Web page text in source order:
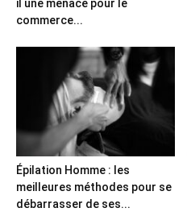
il une menace pour le
commerce...
Épilation Homme : les
meilleures méthodes pour se
débarrasser de ses...